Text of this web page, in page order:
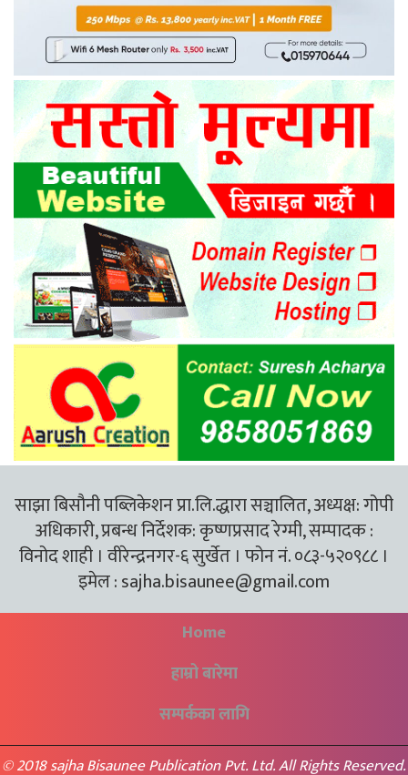
साझा बिसौनी पब्लिकेशन प्रा.लि.द्धारा सञ्चालित, अध्यक्ष: गोपी
अधिकारी, प्रबन्ध निर्देशक: कृष्णप्रसाद रेग्मी, सम्पादक :
विनोद शाही । वीरेन्द्रनगर-६ सुर्खेत । फोन नं. ०८३-५२०९८८ ।
इमेल :sajha.bisaunee@gmail.com
Home
हाम्रो बारेमा
सम्पर्कका लागि
© 2018 sajha Bisaunee Publication Pvt. Ltd. All Rights Reserved.